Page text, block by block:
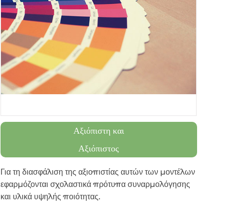
Αξιόπιστη και
Αξιόπιστος
Για τη διασφάλιση της αξιοπιστίας αυτών των μοντέλων
εφαρμόζονται σχολαστικά πρότυπα συναρμολόγησης
και υλικά υψηλής ποιότητας.